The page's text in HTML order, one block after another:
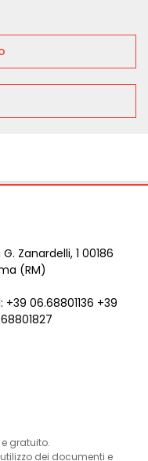
G. Zanardelli, 1 00186
(RM)
+39 06.68801136 +39
gratuito.
dei documenti e